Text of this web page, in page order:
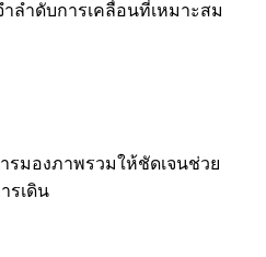
ลำดับการเคลื่อนที่เหมาะสม
รมองภาพรวมให้ชัดเจนช่วย
รเดิน